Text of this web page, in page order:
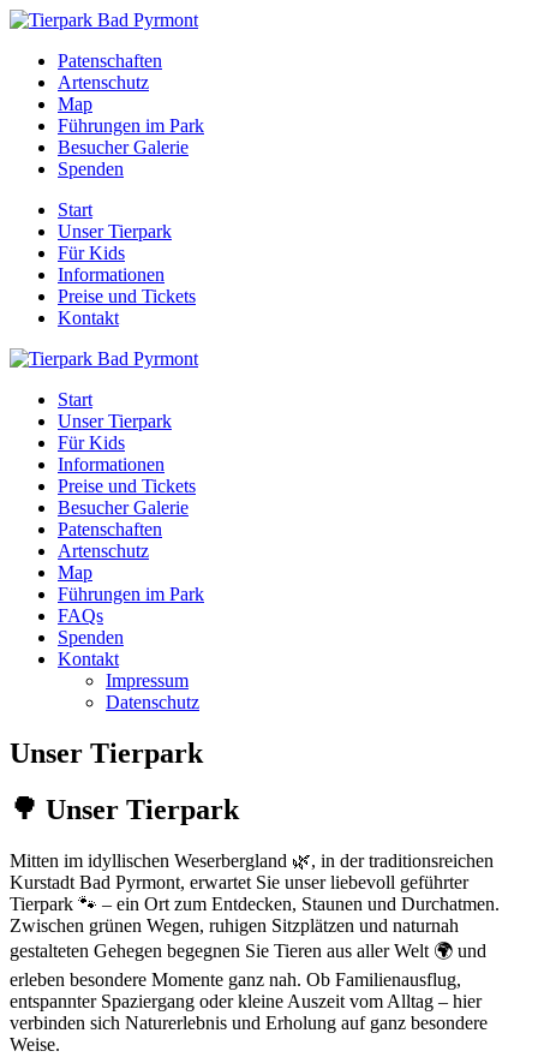
Patenschaften
Artenschutz
Map
Führungen im Park
Besucher Galerie
Spenden
Start
Unser Tierpark
Für Kids
Informationen
Preise und Tickets
Kontakt
Start
Unser Tierpark
Für Kids
Informationen
Preise und Tickets
Besucher Galerie
Patenschaften
Artenschutz
Map
Führungen im Park
FAQs
Spenden
Kontakt
Impressum
Datenschutz
Unser Tierpark
🌳 Unser Tierpark
Mitten im idyllischen Weserbergland 🌿, in der traditionsreichen
Kurstadt Bad Pyrmont, erwartet Sie unser liebevoll geführter
Tierpark 🐾 – ein Ort zum Entdecken, Staunen und Durchatmen.
Zwischen grünen Wegen, ruhigen Sitzplätzen und naturnah
gestalteten Gehegen begegnen Sie Tieren aus aller Welt 🌍 und
erleben besondere Momente ganz nah. Ob Familienausflug,
entspannter Spaziergang oder kleine Auszeit vom Alltag – hier
verbinden sich Naturerlebnis und Erholung auf ganz besondere
Weise.